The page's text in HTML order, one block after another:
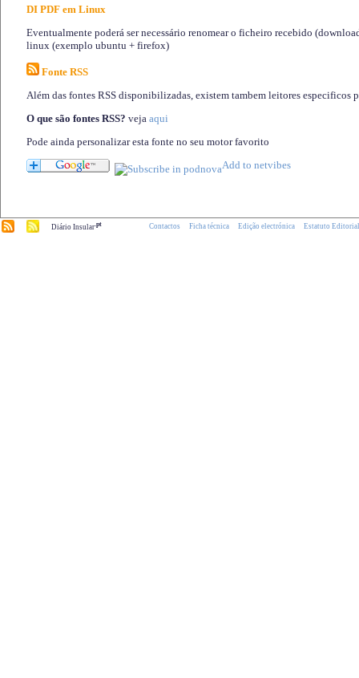
DI PDF em Linux
Eventualmente poderá ser necessário renomear o ficheiro recebido
linux (exemplo ubuntu + firefox)
Fonte RSS
Além das fontes RSS disponibilizadas, existem tambem leitores especificos
O que são fontes RSS? veja aqui
Pode ainda personalizar esta fonte no seu motor favorito
Diário Insular.pt Contactos Ficha técnica Edição electrónica Estatuto Editorial